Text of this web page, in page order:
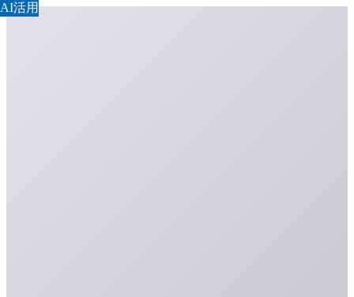
AI活用
AI活用
AI活用
AI活用
AI活用
AI活用
AI活用
AI活用
AI活用